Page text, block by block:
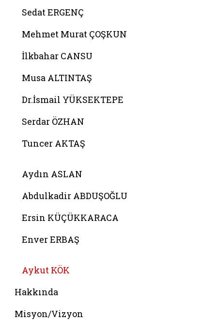
Sedat ERGENÇ
Mehmet Murat ÇOŞKUN
İlkbahar CANSU
Musa ALTINTAŞ
Dr.İsmail YÜKSEKTEPE
Serdar ÖZHAN
Tuncer AKTAŞ
Aydın ASLAN
Abdulkadir ABDUŞOĞLU
Ersin KÜÇÜKKARACA
Enver ERBAŞ
Aykut KÖK
Hakkında
Misyon/Vizyon